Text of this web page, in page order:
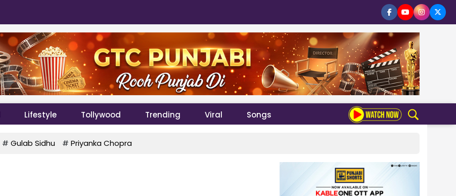
Lifestyle Tollywood Trending Viral Songs
# Gulab Sidhu # Priyanka Chopra